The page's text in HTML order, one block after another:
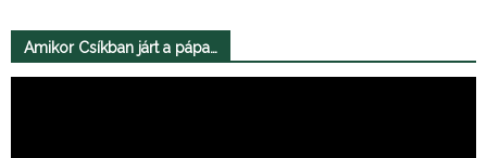
Amikor Csíkban járt a pápa…